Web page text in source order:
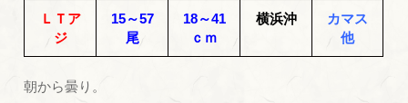
ＬＴア
ジ
15～57
尾
18～41
ｃｍ
横浜沖
カマス
他
朝から曇り。